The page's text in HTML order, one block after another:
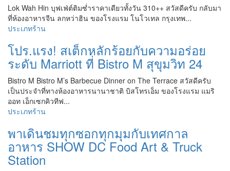
Lok Wah Hin บุฟเฟ่ต์ติมซ่ำราคาเดียวทั้งวัน 310++ สวัสดีครับ กลับมา
ที่ห้องอาหารจีน ลกหว่าฮิน ของโรงแรม โนโวเทล กรุงเทพ...
ประเภทร้าน
โปร.แรง! สเต็กหลักร้อยกับความอร่อย
ระดับ Marriott ที่ Bistro M สุขุมวิท 24
Bistro M Bistro M’s Barbecue Dinner on The Terrace สวัสดีครับ
เป็นประจำที่ทางห้องอาหารนานาชาติ บิสโทรเอ็ม ของโรงแรม แมริ
ออท เอ็กเซกคิวทีฟ...
ประเภทร้าน
พาเดินชมทุกซอกทุกมุมกับเทศกาล
อาหาร SHOW DC Food Art & Truck
Station